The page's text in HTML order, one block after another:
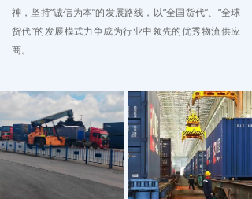
神，坚持“诚信为本”的发展路线，以“全国货代”、“全球
货代”的发展模式力争成为行业中领先的优秀物流供应
商。